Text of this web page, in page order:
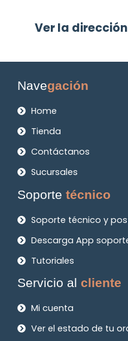
Ver la
Navegación
Home
Tienda
Contáctanos
Sucursales
Soportetécnico
Soporte técnico y
Descarga App
Tutoriales
Servicio alcliente
Mi cuenta
Ver el estado de tu